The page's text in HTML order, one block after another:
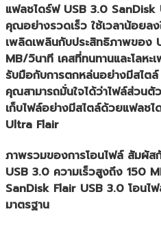
แฟลชไดร์ฟ USB 3.0
คุณอย่างรวดเร็ว ใช้เวลาน้อยล
เพลิดเพลินกับประสิทธิภาพของ
MB/วินาที เคสที่ทนทานและโลห
รับมือกับการตกหล่นอย่างมีสไต
คุณสามารถมั่นใจได้ว่าไฟล์ส่วน
เก็บไฟล์อย่างมีสไตล์ด้วยแฟลช
Ultra Flair
ภาพรวมของการโอนไฟล์ สัมผัส
USB 3.0 ความเร็วสูงถึง 150
SanDisk Flair USB 3.0 โอนไ
มาตรฐาน